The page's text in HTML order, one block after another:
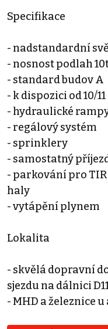
Specifikace
- nadstandardní
- nosnost podlah
- standard budov A
- k dispozici od 10/11
- hydraulické
- regálový systém
- sprinklery
- samostatný
- parkování pro
haly
- vytápění plynem
Lokalita
- skvělá dopravní
sjezdu na dálnici
- MHD a železnice